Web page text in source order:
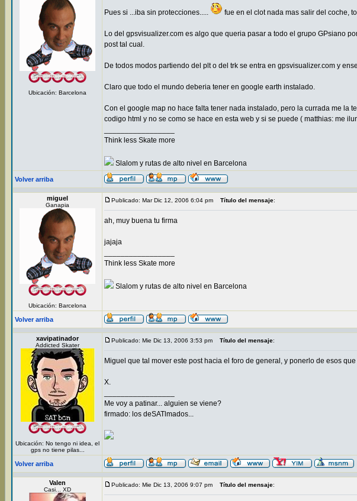
Ubicación: Barcelona
Pues si ...iba sin protecciones..... fue en el clot nada mas salir del coche,
Lo del gpsvisualizer.com es algo que queria pasar a todo el grupo GPsiano
post tal cual.
De todos modos partiendo del plt o del trk se entra en gpsvisualizer.com y
Claro que todo el mundo deberia tener en google earth instalado.
Con el google map no hace falta tener nada instalado, pero la currada me la
codigo html y no se como se hace en esta web y si se puede ( matthias: me
Think less Skate more
Slalom y rutas de alto nivel en Barcelona
Volver arriba
miguel
Ganapia
Ubicación: Barcelona
Publicado: Mar Dic 12, 2006 6:04 pm Título del mensaje:
ah, muy buena tu firma
jajaja
Think less Skate more
Slalom y rutas de alto nivel en Barcelona
Volver arriba
xavipatinador
Addicted Skater
Ubicación: No tengo ni idea, el
gps no tiene pilas...
Publicado: Mie Dic 13, 2006 3:53 pm Título del mensaje:
Miguel que tal mover este post hacia el foro de general, y ponerlo de esos
X.
Me voy a patinar... alguien se viene?
firmado: los deSATlmados...
Volver arriba
Valen
Casi... XD
Publicado: Mie Dic 13, 2006 9:07 pm Título del mensaje: